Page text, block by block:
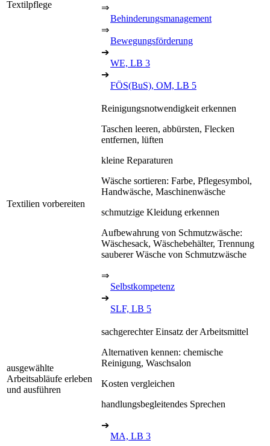
Textilpflege
⇒
Behinderungsmanagement
⇒
Bewegungsförderung
➔
WE, LB 3
➔
FÖS(BuS), OM, LB 5
Textilien vorbereiten
Reinigungsnotwendigkeit erkennen
Taschen leeren, abbürsten, Flecken
entfernen, lüften
kleine Reparaturen
Wäsche sortieren: Farbe, Pflegesymbol,
Handwäsche, Maschinenwäsche
schmutzige Kleidung erkennen
Aufbewahrung von Schmutzwäsche:
Wäschesack, Wäschebehälter, Trennung
sauberer Wäsche von Schmutzwäsche
⇒
Selbstkompetenz
➔
SLF, LB 5
ausgewählte
Arbeitsabläufe erleben
und ausführen
sachgerechter Einsatz der Arbeitsmittel
Alternativen kennen: chemische
Reinigung, Waschsalon
Kosten vergleichen
handlungsbegleitendes Sprechen
➔
MA, LB 3